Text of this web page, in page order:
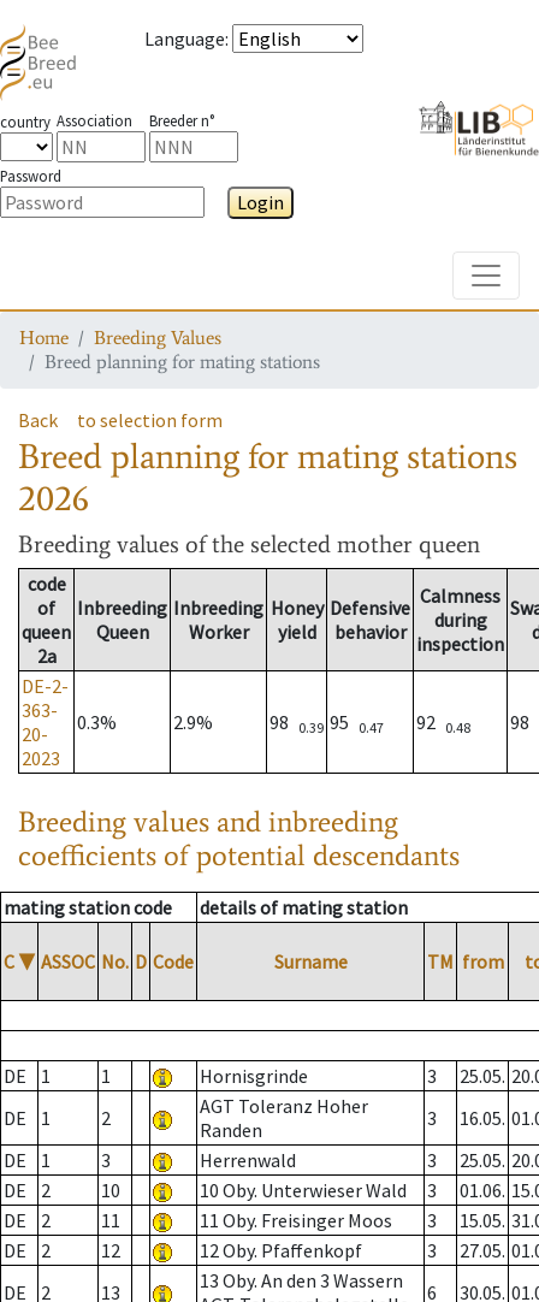
Language:
country Association Breeder n°
Password
Login
Home
Breeding Values
Breed planning for mating stations
Back to selection form
Breed planning for mating stations
2026
Breeding values of the selected mother queen
code
of
queen
2a
Inbreeding
Queen
Inbreeding
Worker
Honey
yield
Defensive
behavior
Calmness
during
inspection
DE-2-
363-
20-
2023
0.3% 2.9% 98 0.39 95 0.47 92 0.48 98
Breeding values and inbreeding
coefficients of potential descendants
mating station code details of mating station
C ▼ ASSOC No. D Code Surname TM from
DE 1 1 Hornisgrinde 3 25.05.
DE
1 2
AGT Toleranz Hoher
Randen
3 16.05.
DE
1 3 Herrenwald 3 25.05.
DE
2 10 10 Oby. Unterwieser Wald 3 01.06.
DE
2 11 11 Oby. Freisinger Moos 3 15.05.
DE
2 12 12 Oby. Pfaffenkopf 3 27.05.
DE
2 13
13 Oby. An den 3 Wassern
6 30.05.